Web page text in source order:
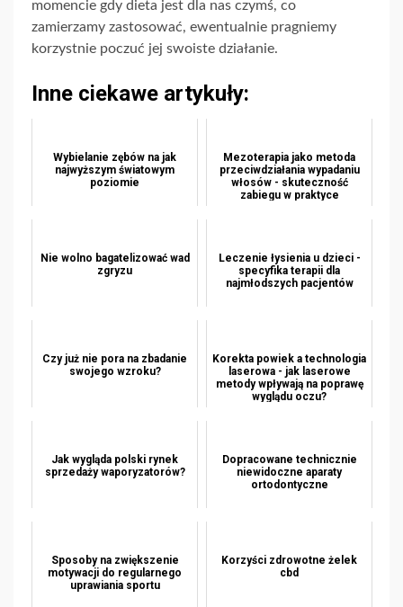
momencie gdy dieta jest dla nas czymś, co
zamierzamy zastosować, ewentualnie pragniemy
korzystnie poczuć jej swoiste działanie.
Inne ciekawe artykuły:
Wybielanie zębów na jak
najwyższym światowym
poziomie
Mezoterapia jako metoda
przeciwdziałania wypadaniu
włosów - skuteczność
zabiegu w praktyce
Nie wolno bagatelizować wad
zgryzu
Leczenie łysienia u dzieci -
specyfika terapii dla
najmłodszych pacjentów
Czy już nie pora na zbadanie
swojego wzroku?
Korekta powiek a technologia
laserowa - jak laserowe
metody wpływają na poprawę
wyglądu oczu?
Jak wygląda polski rynek
sprzedaży waporyzatorów?
Dopracowane technicznie
niewidoczne aparaty
ortodontyczne
Sposoby na zwiększenie
motywacji do regularnego
uprawiania sportu
Korzyści zdrowotne żelek
cbd